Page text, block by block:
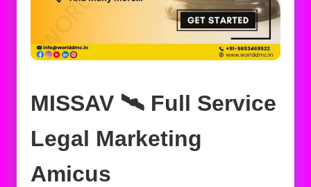
MISSAV 🛰️‍ Full Service
Legal Marketing
Amicus